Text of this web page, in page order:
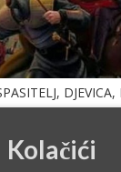
Benedikt XV. je
mučenicu i
SV. IVAN
Kolačići